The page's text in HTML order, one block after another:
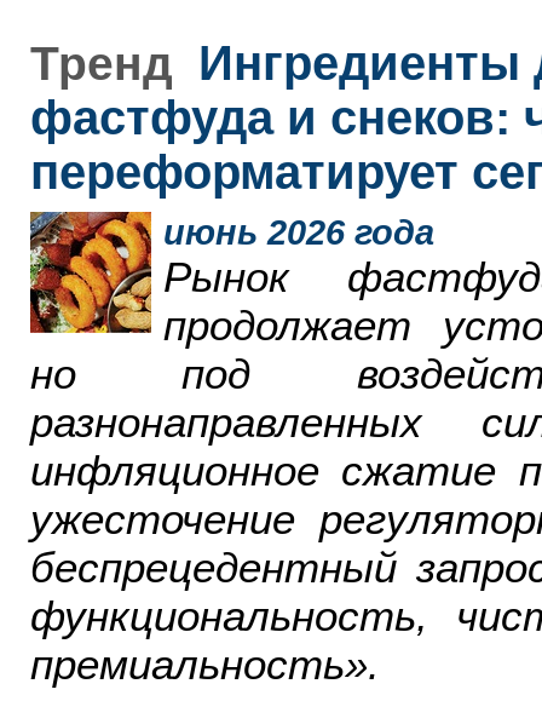
Тренд Ингредиенты
фастфуда и снеков:
переформатирует
июнь 2026 года
Рынок
продолжает
но под
инфляционное сжатие
ужесточение
беспрецедентный
функциональность,
премиальность».